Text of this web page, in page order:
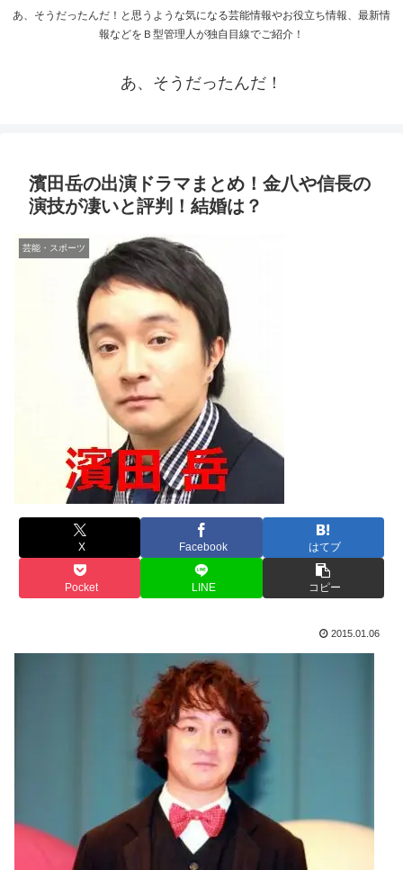
あ、そうだったんだ！と思うような気になる芸能情報やお役立ち情報、最新情
報などをＢ型管理人が独自目線でご紹介！
あ、そうだったんだ！
濱田岳の出演ドラマまとめ！金八や信長の
演技が凄いと評判！結婚は？
芸能・スポーツ
X Facebook はてブ
Pocket LINE コピー
2015.01.06